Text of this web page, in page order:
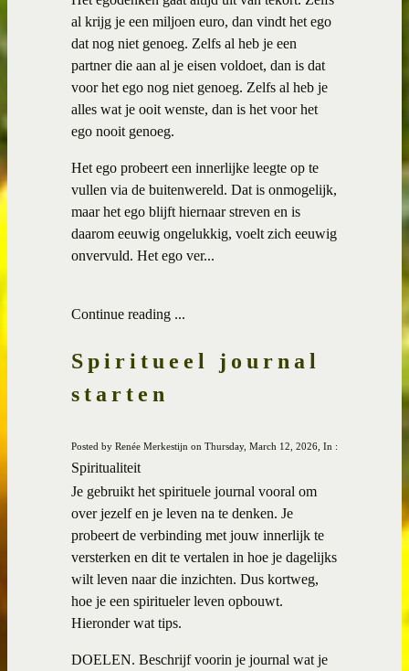
al krijg je een miljoen euro, dan vindt het ego
dat nog niet genoeg. Zelfs al heb je een
partner die aan al je eisen voldoet, dan is dat
voor het ego nog niet genoeg. Zelfs al heb je
alles wat je ooit wenste, dan is het voor het
ego nooit genoeg.
Het ego probeert een innerlijke leegte op te
vullen via de buitenwereld. Dat is onmogelijk,
maar het ego blijft hiernaar streven en is
daarom eeuwig ongelukkig, voelt zich eeuwig
onvervuld. Het ego ver...
Continue reading ...
Spiritueel journal
starten
Posted by Renée Merkestijn on Thursday, March 12, 2026, In :
Spiritualiteit
Je gebruikt het spirituele journal vooral om
over jezelf en je leven na te denken. Je
probeert de verbinding met jouw innerlijk te
versterken en dit te vertalen in hoe je dagelijks
wilt leven naar die inzichten. Dus kortweg,
hoe je een spiritueler leven opbouwt.
Hieronder wat tips.
DOELEN. Beschrijf voorin je journal wat je